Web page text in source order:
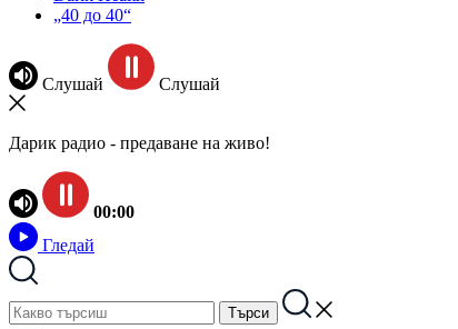
„40 до 40“
Слушай Слушай
Дарик радио - предаване на живо!
00:00
Гледай